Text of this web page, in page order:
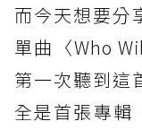
而今天想要分
單曲〈Who
第一次聽到這
全是首張專輯